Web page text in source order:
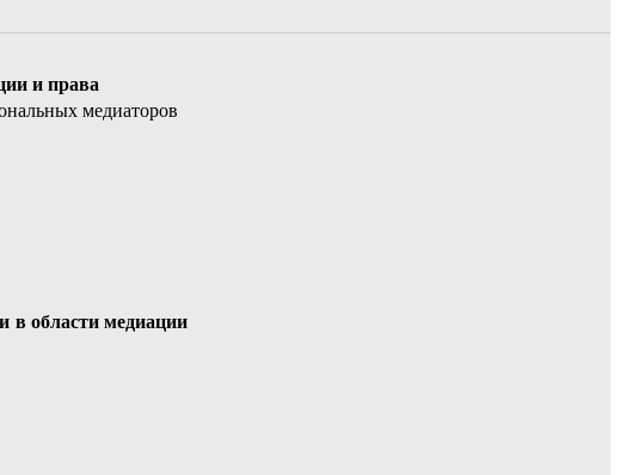
и права
медиаторов
в области медиации